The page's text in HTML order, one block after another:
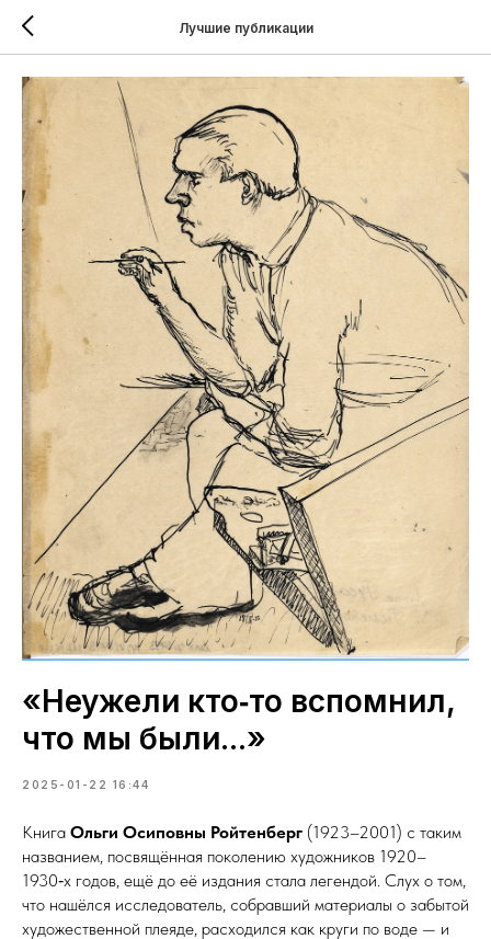
Лучшие публикации
«Неужели кто‑то вспомнил,
что мы были...»
2025-01-22 16:44
Книга Ольги Осиповны Ройтенберг (1923–2001) с таким
названием, посвящённая поколению художников 1920–
1930‑х годов, ещё до её издания стала легендой. Слух о том,
что нашёлся исследователь, собравший материалы о забытой
художественной плеяде, расходился как круги по воде — и